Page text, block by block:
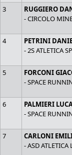
3
RUGGIERO
- CIRCOLO
4
PETRINI
- 2S ATLETICA
5
FORCONI
- SPACE
6
PALMIERI
- SPACE
7
CARLONI
- ASD ATLETICA